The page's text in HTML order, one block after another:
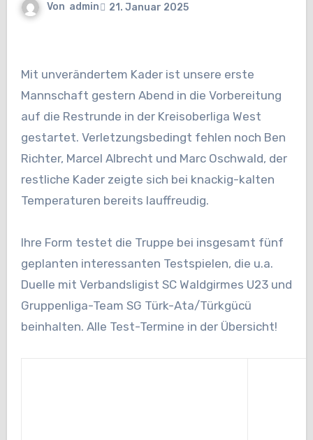
Von admin 21. Januar 2025
Mit unverändertem Kader ist unsere erste
Mannschaft gestern Abend in die Vorbereitung
auf die Restrunde in der Kreisoberliga West
gestartet. Verletzungsbedingt fehlen noch Ben
Richter, Marcel Albrecht und Marc Oschwald, der
restliche Kader zeigte sich bei knackig-kalten
Temperaturen bereits lauffreudig.
Ihre Form testet die Truppe bei insgesamt fünf
geplanten interessanten Testspielen, die u.a.
Duelle mit Verbandsligist SC Waldgirmes U23 und
Gruppenliga-Team SG Türk-Ata/Türkgücü
beinhalten. Alle Test-Termine in der Übersicht!